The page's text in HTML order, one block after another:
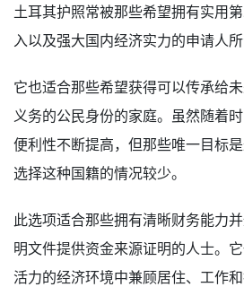
土耳其护照常被那些希望拥有实用
入以及强大国内经济实力的申请人所
它也适合那些希望获得可以传承给
义务的公民身份的家庭。虽然随着
便利性不断提高，但那些唯一目标
选择这种国籍的情况较少。
此选项适合那些拥有清晰财务能力
明文件提供资金来源证明的人士。
活力的经济环境中兼顾居住、工作和